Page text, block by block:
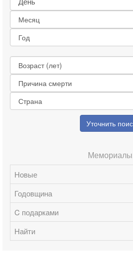
Уточнить
Новые
Годовщина
C подарками
Найти